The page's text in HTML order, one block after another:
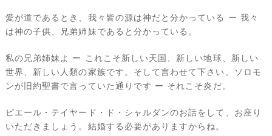
愛が道であるとき、我々皆の源は神だと分かっている ー 我々
は神の子供、兄弟姉妹であると分かっている。
私の兄弟姉妹よ ー これこそ新しい天国、新しい地球、新しい
世界、新しい人類の家族です。そして言わせて下さい。ソロモ
ンが旧約聖書で言っていた通りです ー それこそ炎だ。
ピエール・テイヤード・ド・シャルダンのお話をして、お座り
いただきましょう。結婚する必要がありますからね。